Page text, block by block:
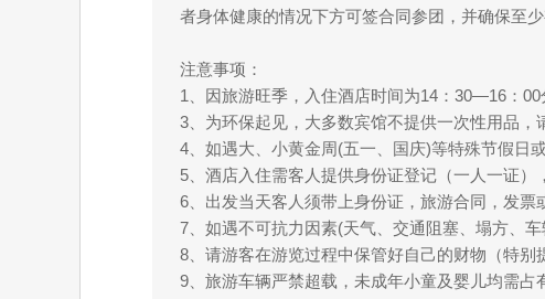
者身体健康的情况下方可签合同参团，并确保至
注意事项：
1、因旅游旺季，入住酒店时间为14：30—16：
3、为环保起见，大多数宾馆不提供一次性用品，
4、如遇大、小黄金周(五一、国庆)等特殊节假日
5、酒店入住需客人提供身份证登记（一人一证）
6、出发当天客人须带上身份证，旅游合同，发
7、如遇不可抗力因素(天气、交通阻塞、塌方、
8、请游客在游览过程中保管好自己的财物（特别
9、旅游车辆严禁超载，未成年小童及婴儿均需